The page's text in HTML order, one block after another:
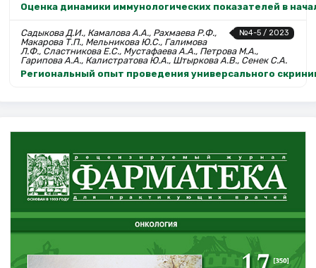
Оценка динамики иммунологических показателей в
№4-5 / 2023
Садыкова Д.И., Камалова А.А., Рахмаева Р.Ф.,
Макарова Т.П., Мельникова Ю.С., Галимова
Л.Ф., Сластникова Е.С., Мустафаева А.А., Петрова М.А.,
Гарипова А.А., Калистратова Ю.А., Штыркова А.В., Сенек С.А.
Региональный опыт проведения универсального